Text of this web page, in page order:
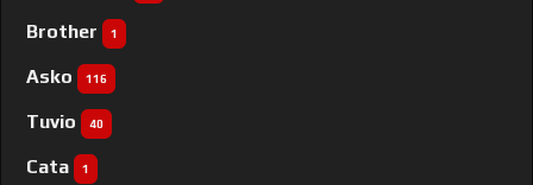
Brother 1
Asko 116
Tuvio 40
Cata 1